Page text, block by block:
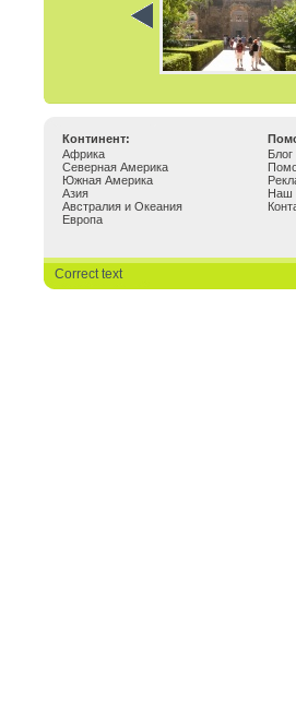
Континент:
Африка
Северная Америка
Южная Америка
Азия
Австралия и Океания
Европа
Блог
Наш
Correct text